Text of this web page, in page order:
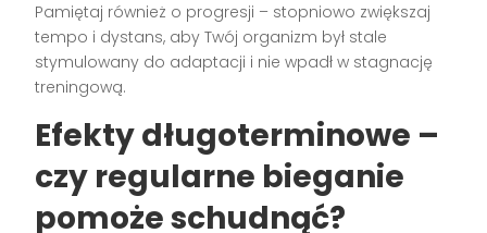
Pamiętaj również o progresji – stopniowo zwiększaj
tempo i dystans, aby Twój organizm był stale
stymulowany do adaptacji i nie wpadł w stagnację
treningową.
Efekty długoterminowe –
czy regularne bieganie
pomoże schudnąć?